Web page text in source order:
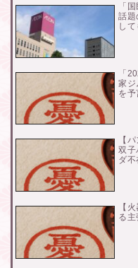
「
話題
し
「
家ジ
を予
【
双子
ダ不
【
る